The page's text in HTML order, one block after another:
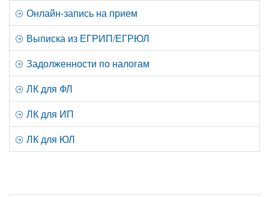
Онлайн-запись на прием
Выписка из ЕГРИП/ЕГРЮЛ
Задолженности по налогам
ЛК для ФЛ
ЛК для ИП
ЛК для ЮЛ